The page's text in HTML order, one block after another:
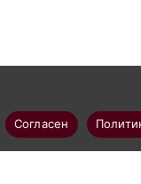
Согласен